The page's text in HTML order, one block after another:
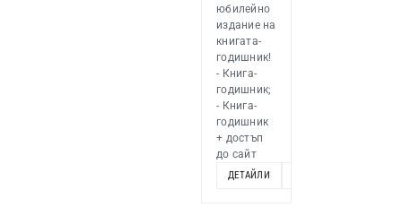
юбилейно
издание на
книгата-
годишник!
- Книга-
годишник;
- Книга-
годишник
+ достъп
до сайт
ДЕТАЙЛИ